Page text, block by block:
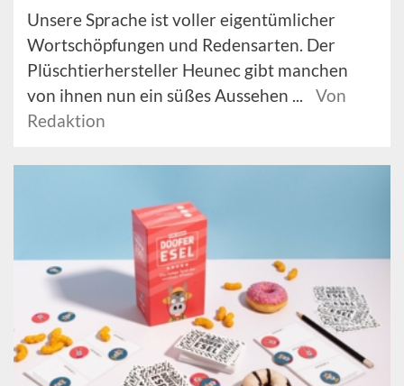
Unsere Sprache ist voller eigentümlicher
Wortschöpfungen und Redensarten. Der
Plüschtierhersteller Heunec gibt manchen
von ihnen nun ein süßes Aussehen ...
Von
Redaktion